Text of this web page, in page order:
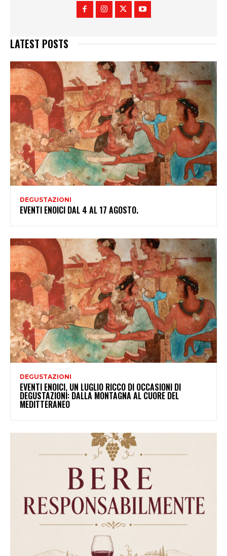
LATEST POSTS
DEGUSTAZIONI
EVENTI ENOICI DAL 4 AL 17 AGOSTO.
DEGUSTAZIONI
EVENTI ENOICI, UN LUGLIO RICCO DI OCCASIONI DI
DEGUSTAZIONI: DALLA MONTAGNA AL CUORE DEL
MEDITTERANEO